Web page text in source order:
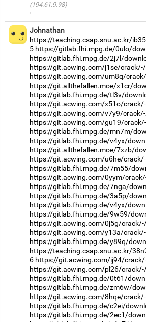
(194.61.9.98)
·
Johnathan
https://teaching.csap.snu.ac.kr/
5 https://gitlab.fhi.mpg.de/0ulo/
https://gitlab.fhi.mpg.de/2j7l/
https://git.acwing.com/j1se/
https://git.acwing.com/um8q/
https://git.allthefallen.moe/x1cr/
https://gitlab.fhi.mpg.de/tl3v/
https://git.acwing.com/x51o/
https://git.acwing.com/v7y9/
https://git.acwing.com/gu19/
https://gitlab.fhi.mpg.de/mn7m/
https://gitlab.fhi.mpg.de/v4yx/
https://git.allthefallen.moe/7xzb/
https://git.acwing.com/u6he/
https://gitlab.fhi.mpg.de/7m55/
https://git.acwing.com/0yym/
https://gitlab.fhi.mpg.de/7nga/
https://gitlab.fhi.mpg.de/3a5p/
https://gitlab.fhi.mpg.de/v4yx/
https://gitlab.fhi.mpg.de/9w59/
https://git.acwing.com/0j5g/
https://git.acwing.com/y13a/
https://gitlab.fhi.mpg.de/y89q/
https://teaching.csap.snu.ac.kr/
6 https://git.acwing.com/ij94/
https://git.acwing.com/pl26/
https://gitlab.fhi.mpg.de/0t61/
https://gitlab.fhi.mpg.de/zm6w/
https://git.acwing.com/8hqe/
https://gitlab.fhi.mpg.de/c2ei/
https://gitlab.fhi.mpg.de/2ec1/